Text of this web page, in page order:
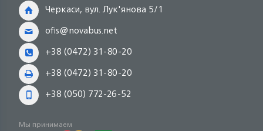
Черкаси, вул. Лук'янова 5/1
ofis@novabus.net
+38 (0472) 31-80-20
+38 (0472) 31-80-20
+38 (050) 772-26-52
Мы принимаем